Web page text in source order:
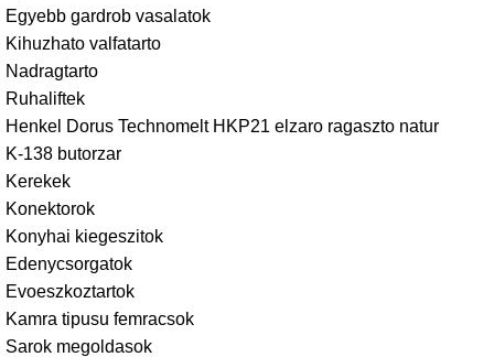
Egyebb gardrob vasalatok
Kihuzhato valfatarto
Nadragtarto
Ruhaliftek
Henkel Dorus Technomelt HKP21 elzaro ragaszto natur
K-138 butorzar
Kerekek
Konektorok
Konyhai kiegeszitok
Edenycsorgatok
Evoeszkoztartok
Kamra tipusu femracsok
Sarok megoldasok